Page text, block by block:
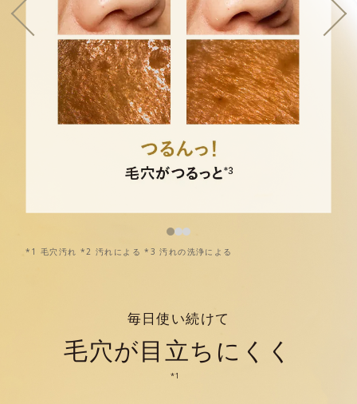
*1 毛穴汚れ *2 汚れによる *3 汚れの洗浄による
毎日使い続けて
毛穴が目立ちにくく
*1